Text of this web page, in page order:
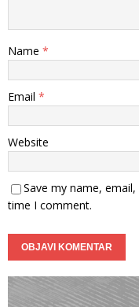
Name *
Email *
Website
Save my name,
time I comment.